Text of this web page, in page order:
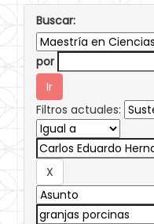
Buscar:
por
Filtros actuales: